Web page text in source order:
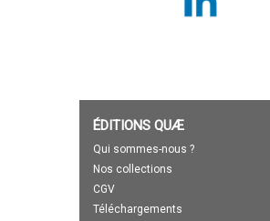
ÉDITIONS QUÆ
Qui sommes-nous ?
Nos collections
CGV
Téléchargements